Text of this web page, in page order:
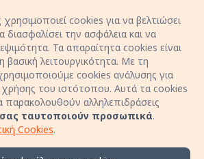
Είσοδος
χωρίς προμήθειες κράτησης!
με τον οικοδεσπότη μέσω
καλύτερη τιμή για τη
το
σου με άλλες
cookies για να βελτιώσει
διασφαλίσει την ασφάλεια και να
Τα απαραίτητα cookies είναι
βασική λειτουργικότητα. Με τη
cookies ανάλυσης για
του ιστότοπου. Αυτά τα cookies
παρακολουθούν αλληλεπιδράσεις
ταυτοποιούν προσωπικά.
Cookies.